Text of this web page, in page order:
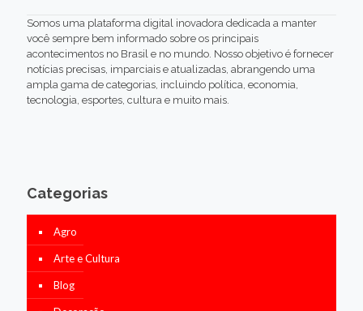
Somos uma plataforma digital inovadora dedicada a manter
você sempre bem informado sobre os principais
acontecimentos no Brasil e no mundo. Nosso objetivo é fornecer
notícias precisas, imparciais e atualizadas, abrangendo uma
ampla gama de categorias, incluindo política, economia,
tecnologia, esportes, cultura e muito mais.
Categorias
Agro
Arte e Cultura
Blog